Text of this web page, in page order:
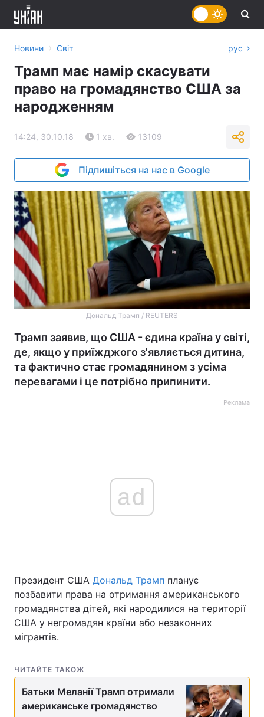
Головна Війна
Україна Політика
Економіка
Зброя Інциденти
Новини › Світ рус
Трамп має намір скасувати
право на громадянство США за
народженням
14:24, 30.10.18 1 хв. 13109
Підпишіться на нас в Google
Дональд Трамп / REUTERS
Трамп заявив, що США - єдина країна у світі,
де, якщо у приїжджого з'являється дитина,
та фактично стає громадянином з усіма
перевагами і це потрібно припинити.
Реклама
ad
Президент США Дональд Трамп планує
позбавити права на отримання американського
громадянства дітей, які народилися на території
США у негромадян країни або незаконних
мігрантів.
ЧИТАЙТЕ ТАКОЖ
Батьки Меланії Трамп отримали
американське громадянство